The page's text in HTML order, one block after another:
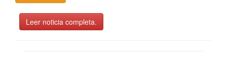
Leer noticia completa.